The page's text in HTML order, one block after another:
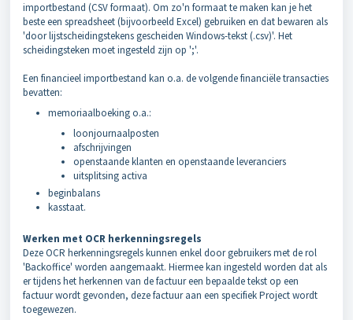
importbestand (CSV formaat). Om zo'n formaat te maken kan je het
beste een spreadsheet (bijvoorbeeld Excel) gebruiken en dat bewaren als
'door lijstscheidingstekens gescheiden Windows-tekst (.csv)'. Het
scheidingsteken moet ingesteld zijn op ';'.
Een financieel importbestand kan o.a. de volgende financiële transacties
bevatten:
memoriaalboeking o.a.:
loonjournaalposten
afschrijvingen
openstaande klanten en openstaande leveranciers
uitsplitsing activa
beginbalans
kasstaat.
Werken met OCR herkenningsregels
Deze OCR herkenningsregels kunnen enkel door gebruikers met de rol
'Backoffice' worden aangemaakt. Hiermee kan ingesteld worden dat als
er tijdens het herkennen van de factuur een bepaalde tekst op een
factuur wordt gevonden, deze factuur aan een specifiek Project wordt
toegewezen.